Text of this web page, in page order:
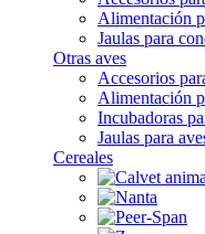
Alimentación
Jaulas para
Otras aves
Accesorios
Alimentación
Incubadoras
Jaulas para
Cereales